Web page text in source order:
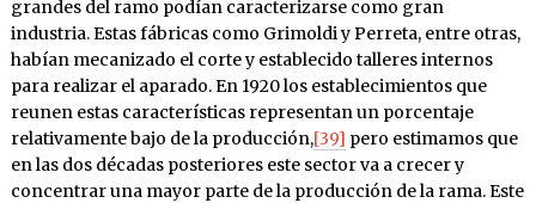
grandes del ramo podían caracterizarse como gran
industria. Estas fábricas como Grimoldi y Perreta, entre otras,
habían mecanizado el corte y establecido talleres internos
para realizar el aparado. En 1920 los establecimientos que
reunen estas características representan un porcentaje
relativamente bajo de la producción,[39] pero estimamos que
en las dos décadas posteriores este sector va a crecer y
concentrar una mayor parte de la producción de la rama. Este